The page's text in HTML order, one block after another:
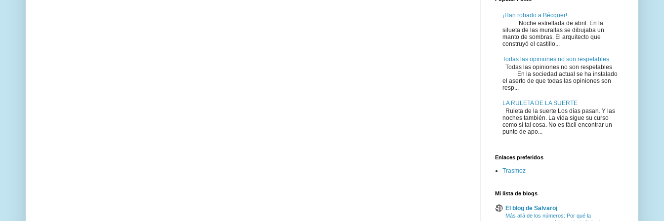
¡Han robado a Bécquer!
Noche estrellada de abril. En la
silueta de las murallas se dibujaba un
manto de sombras. El arquitecto que
construyó el castillo...
Todas las opiniones no son respetables
Todas las opiniones no son respetables
En la sociedad actual se ha instalado
el aserto de que todas las opiniones son
resp...
LA RULETA DE LA SUERTE
Ruleta de la suerte Los días pasan. Y las
noches también. La vida sigue su curso
como si tal cosa. No es fácil encontrar un
punto de apo...
Enlaces preferidos
Trasmoz
Mi lista de blogs
El blog de Salvaroj
Más allá de los números: Por qué la